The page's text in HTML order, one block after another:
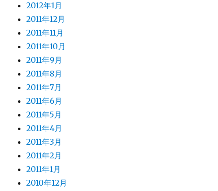
2012年1月
2011年12月
2011年11月
2011年10月
2011年9月
2011年8月
2011年7月
2011年6月
2011年5月
2011年4月
2011年3月
2011年2月
2011年1月
2010年12月